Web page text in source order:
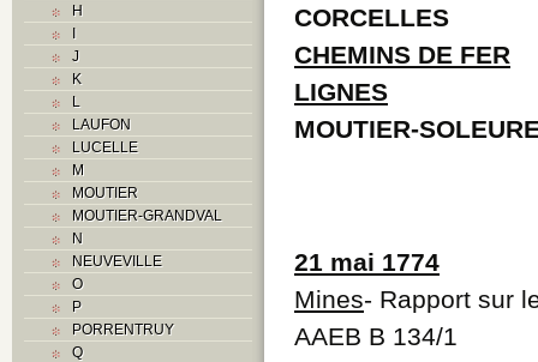
H
I
J
K
L
LAUFON
LUCELLE
M
MOUTIER
MOUTIER-GRANDVAL
N
NEUVEVILLE
O
P
PORRENTRUY
Q
CORCELLES
CHEMINS DE FER
LIGNES
MOUTIER-
21 mai 1774
Mines- Rapport sur
AAEB B 134/1